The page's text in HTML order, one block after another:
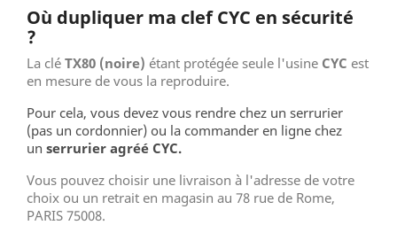
Où dupliquer ma clef CYC en sécurité
?
La clé TX80 (noire) étant protégée seule l'usine CYC est
en mesure de vous la reproduire.
Pour cela, vous devez vous rendre chez un serrurier
(pas un cordonnier) ou la commander en ligne chez
un serrurier agréé CYC.
Vous pouvez choisir une livraison à l'adresse de votre
choix ou un retrait en magasin au 78 rue de Rome,
PARIS 75008.